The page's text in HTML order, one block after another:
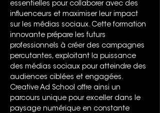
essentielles pour collaborer avec des
influenceurs et maximiser leur impact
sur les médias sociaux. Cette formation
innovante prépare les futurs
professionnels à créer des campagnes
percutantes, exploitant la puissance
des médias sociaux pour atteindre des
audiences ciblées et engagées.
Creative Ad School offre ainsi un
parcours unique pour exceller dans le
paysage numérique en constante